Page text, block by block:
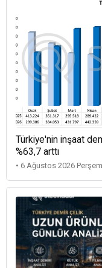
Türkiye'nin inşaat
%63,7 arttı
• 6 Ağustos 2026